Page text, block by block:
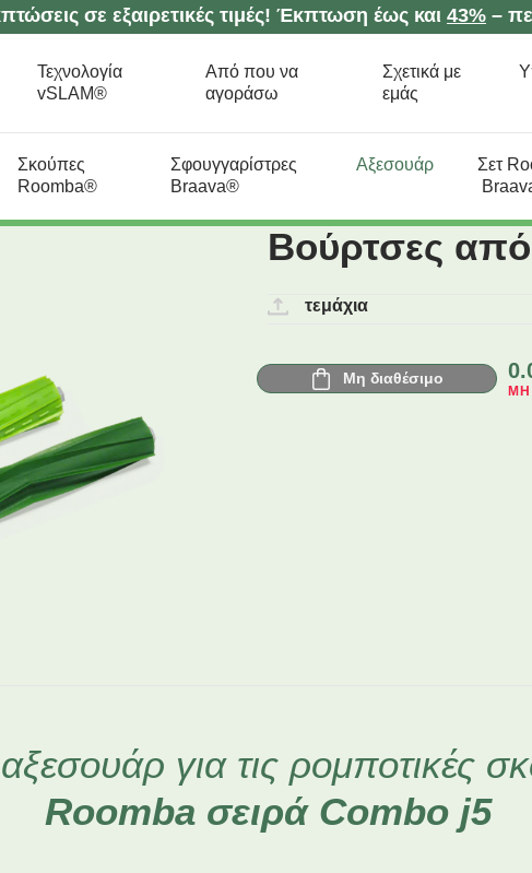
σε εξαιρετικές τιμές! Έκπτωση έως και 43% –
Τεχνολογία
vSLAM®
Από που να
αγοράσω
Σχετικά με
εμάς
Σκούπες
Roomba®
Σφουγγαρίστρες
Braava®
Aξεσουάρ
Σετ
Βούρτσες
τεμάχια
Μη διαθέσιμο
ΜΗ
για τις ρομποτικές
Roomba σειρά Combo j5